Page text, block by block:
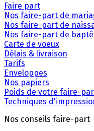
Faire part
Nos faire-part de
Nos faire-part de
Nos faire-part de
Carte de voeux
Délais & livraison
Tarifs
Enveloppes
Nos papiers
Poids de votre faire-
Techniques
Nos conseils faire-part